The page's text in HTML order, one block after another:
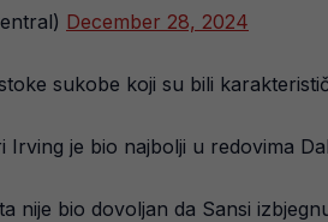
December 28, 2024
sukobe koji su bili
Irving je bio najbolji u redovima
nije bio dovoljan da Sansi